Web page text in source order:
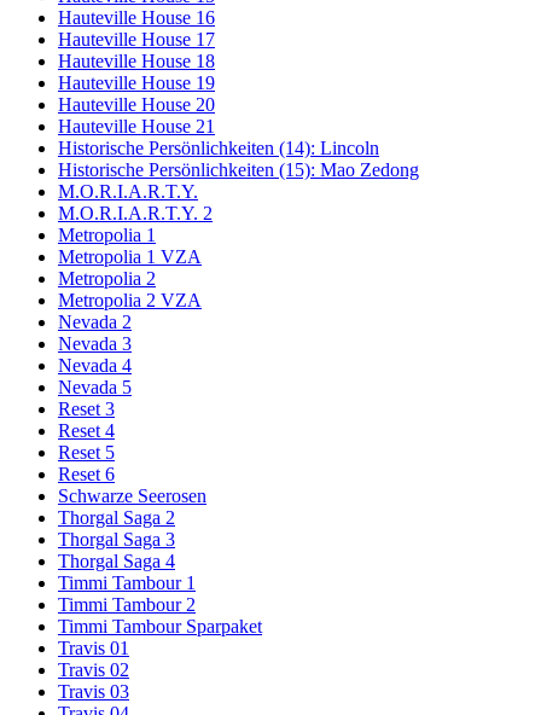
Hauteville House 16
Hauteville House 17
Hauteville House 18
Hauteville House 19
Hauteville House 20
Hauteville House 21
Historische Persönlichkeiten (14): Lincoln
Historische Persönlichkeiten (15): Mao Zedong
M.O.R.I.A.R.T.Y.
M.O.R.I.A.R.T.Y. 2
Metropolia 1
Metropolia 1 VZA
Metropolia 2
Metropolia 2 VZA
Nevada 2
Nevada 3
Nevada 4
Nevada 5
Reset 3
Reset 4
Reset 5
Reset 6
Schwarze Seerosen
Thorgal Saga 2
Thorgal Saga 3
Thorgal Saga 4
Timmi Tambour 1
Timmi Tambour 2
Timmi Tambour Sparpaket
Travis 01
Travis 02
Travis 03